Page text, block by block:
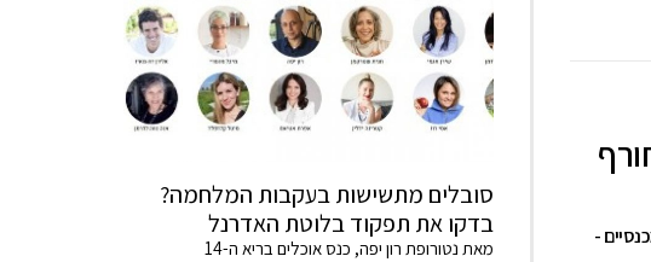
-
סובלים מתשישות בעקבות המלחמה?
בדקו את תפקוד בלוטת האדרנל
מאת נטורופת רון יפה, כנס אוכלים בריא ה-14